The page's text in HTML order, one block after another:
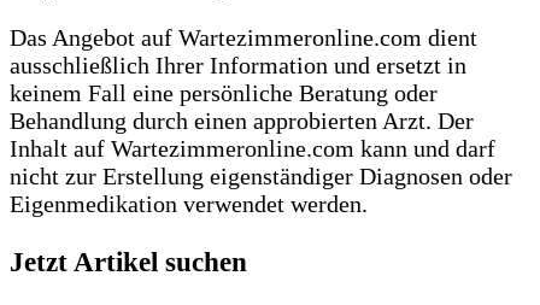
Das Angebot auf Wartezimmeronline.com dient
ausschließlich Ihrer Information und ersetzt in
keinem Fall eine persönliche Beratung oder
Behandlung durch einen approbierten Arzt. Der
Inhalt auf Wartezimmeronline.com kann und darf
nicht zur Erstellung eigenständiger Diagnosen oder
Eigenmedikation verwendet werden.
Jetzt Artikel suchen